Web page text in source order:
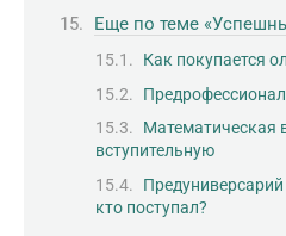
Еще по теме
Как покупается
Математическая
вступительную
кто поступал?